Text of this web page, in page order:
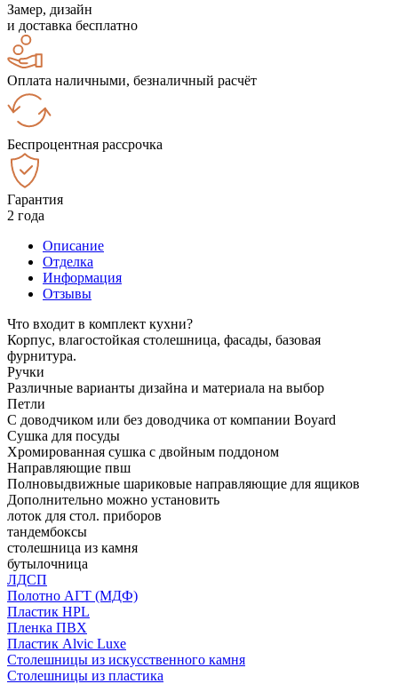
Замер, дизайн
и доставка бесплатно
Оплата наличными, безналичный расчёт
Беспроцентная рассрочка
Гарантия
2 года
Описание
Отделка
Информация
Отзывы
Что входит в комплект кухни?
Корпус, влагостойкая столешница, фасады, базовая
фурнитура.
Ручки
Различные варианты дизайна и материала на выбор
Петли
С доводчиком или без доводчика от компании Boyard
Сушка для посуды
Хромированная сушка с двойным поддоном
Направляющие пвш
Полновыдвижные шариковые направляющие для ящиков
Дополнительно можно установить
лоток для стол. приборов
тандембоксы
столешница из камня
бутылочница
ЛДСП
Полотно АГТ (МДФ)
Пластик HPL
Пленка ПВХ
Пластик Alvic Luxe
Столешницы из искусственного камня
Столешницы из пластика